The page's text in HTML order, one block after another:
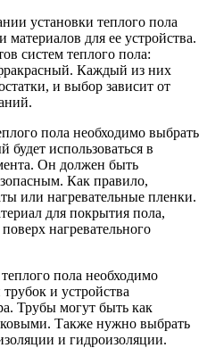
установки теплого пола
для ее устройства.
систем теплого пола:
Каждый из них
и выбор зависит от
пола необходимо выбрать
использоваться в
Он должен быть
Как правило,
или нагревательные пленки.
для покрытия пола,
нагревательного
пола необходимо
и устройства
Трубы могут быть как
Также нужно выбрать
и гидроизоляции.